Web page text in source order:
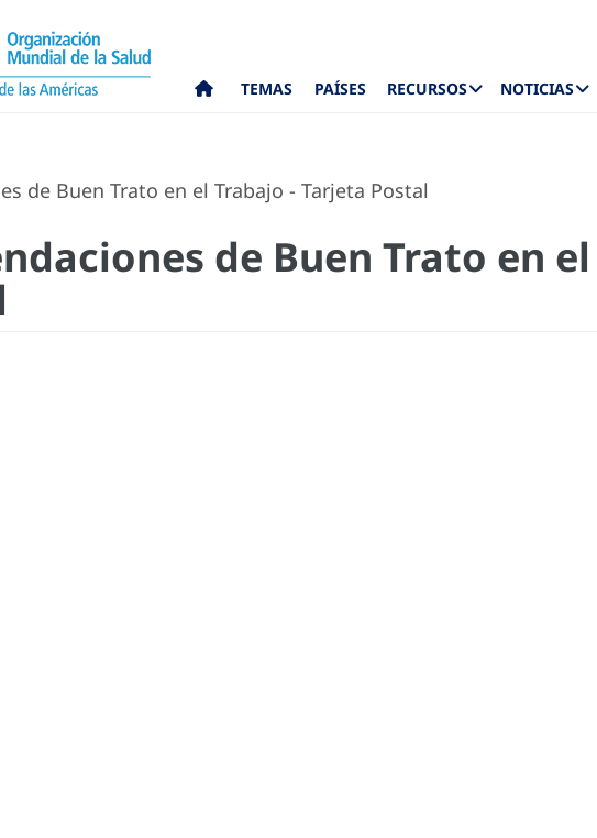
TEMAS PAÍSES RECURSOS NOTICIAS
de Buen Trato en el Trabajo - Tarjeta Postal
de Buen Trato en el